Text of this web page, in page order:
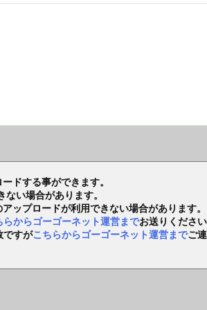
ドする事ができます。
い場合があります。
ップロードが利用できない場合があります。
らからゴーゴーネット運営までお送りくださ
ですがこちらからゴーゴーネット運営までご